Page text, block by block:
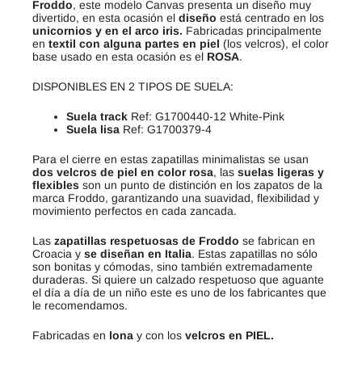
Froddo, este modelo Canvas presenta un diseño muy
divertido, en esta ocasión el diseño está centrado en los
unicornios y en el arco iris. Fabricadas principalmente
en textil con alguna partes en piel (los velcros), el color
base usado en esta ocasión es el ROSA.
DISPONIBLES EN 2 TIPOS DE SUELA:
Suela track Ref: G1700440-12 White-Pink
Suela lisa Ref: G1700379-4
Para el cierre en estas zapatillas minimalistas se usan
dos velcros de piel en color rosa, las suelas ligeras y
flexibles son un punto de distinción en los zapatos de la
marca Froddo, garantizando una suavidad, flexibilidad y
movimiento perfectos en cada zancada.
Las zapatillas respetuosas de Froddo se fabrican en
Croacia y se diseñan en Italia. Estas zapatillas no sólo
son bonitas y cómodas, sino también extremadamente
duraderas. Si quiere un calzado respetuoso que aguante
el día a día de un niño este es uno de los fabricantes que
le recomendamos.
Fabricadas en lona y con los velcros en PIEL.